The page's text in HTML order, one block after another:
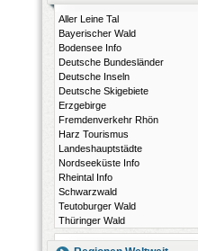
Aller Leine Tal
Bayerischer Wald
Bodensee Info
Deutsche Bundesländer
Deutsche Inseln
Deutsche Skigebiete
Erzgebirge
Fremdenverkehr Rhön
Harz Tourismus
Landeshauptstädte
Nordseeküste Info
Rheintal Info
Schwarzwald
Teutoburger Wald
Thüringer Wald